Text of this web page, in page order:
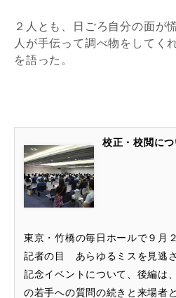
２人とも、日ごろ自分の面が
人が手伝って調べ物をしてく
を語った。
校正・校閲に
東京・竹橋の毎日ホールで９月
記者の目 あらゆるミスを見逃
記念イベントについて、後編は
の若手への質問の続きと来場者